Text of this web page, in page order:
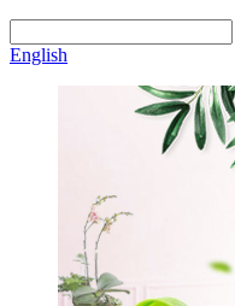
English